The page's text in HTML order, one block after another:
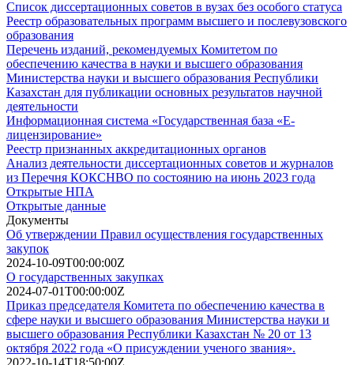
Список диссертационных советов в вузах без особого статуса
Реестр образовательных программ высшего и послевузовского
образования
Перечень изданий, рекомендуемых Комитетом по
обеспечению качества в науки и высшего образования
Министерства науки и высшего образования Республики
Казахстан для публикации основных результатов научной
деятельности
Информационная система «Государственная база «Е-
лицензирование»
Реестр признанных аккредитационных органов
Анализ деятельности дисcертационных советов и журналов
из Перечня КОКСНВО по состоянию на июнь 2023 года
Открытые НПА
Открытые данные
Документы
Об утверждении Правил осуществления государственных
закупок
2024-10-09T00:00:00Z
О государственных закупках
2024-07-01T00:00:00Z
Приказ председателя Комитета по обеспечению качества в
сфере науки и высшего образования Министерства науки и
высшего образования Республики Казахстан № 20 от 13
октября 2022 года «О присуждении ученого звания».
2022-10-14T18:50:00Z